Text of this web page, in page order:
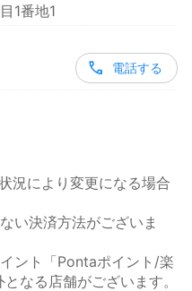
1番地1
電話する
況により変更になる場合
い決済方法がございま
ント「Pontaポイント/楽
なる店舗がございます。